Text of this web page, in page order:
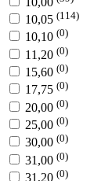
10,05 (114)
10,10 (0)
11,20 (0)
15,60 (0)
17,75 (0)
20,00 (0)
25,00 (0)
30,00 (0)
31,00 (0)
31,20 (0)